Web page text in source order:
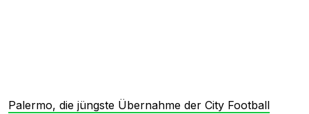
Palermo, die jüngste Übernahme der City Football